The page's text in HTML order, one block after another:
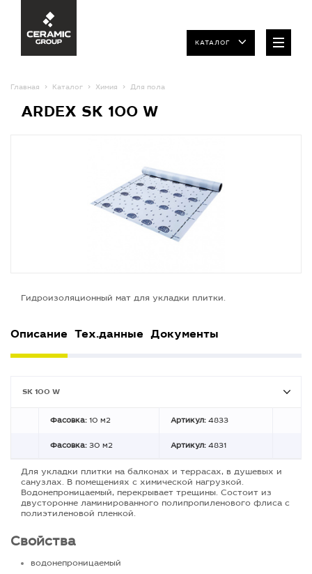
КАТАЛОГ
Главная Каталог Химия Для пола
ARDEX SK 100 W
Гидроизоляционный мат для укладки плитки.
Описание Тех.данные Документы
SK 100 W
Фасовка: 10 м2 Артикул: 4833
Фасовка: 30 м2 Артикул: 4831
Для укладки плитки на балконах и террасах, в душевых и
санузлах. В помещениях с химической нагрузкой.
Водонепроницаемый, перекрывает трещины. Состоит из
двусторонне ламинированного полипропиленового флиса с
полиэтиленовой пленкой.
Свойства
водонепроницаемый